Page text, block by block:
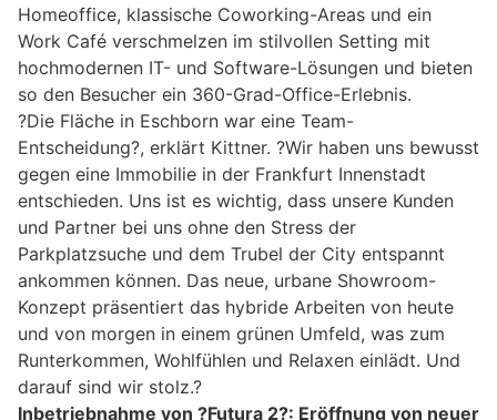
Homeoffice, klassische Coworking-Areas und ein
Work Café verschmelzen im stilvollen Setting mit
hochmodernen IT- und Software-Lösungen und bieten
so den Besucher ein 360-Grad-Office-Erlebnis.
?Die Fläche in Eschborn war eine Team-
Entscheidung?, erklärt Kittner. ?Wir haben uns bewusst
gegen eine Immobilie in der Frankfurt Innenstadt
entschieden. Uns ist es wichtig, dass unsere Kunden
und Partner bei uns ohne den Stress der
Parkplatzsuche und dem Trubel der City entspannt
ankommen können. Das neue, urbane Showroom-
Konzept präsentiert das hybride Arbeiten von heute
und von morgen in einem grünen Umfeld, was zum
Runterkommen, Wohlfühlen und Relaxen einlädt. Und
darauf sind wir stolz.?
Inbetriebnahme von ?Futura 2?: Eröffnung von neuer